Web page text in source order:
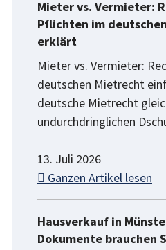
Mieter vs. Vermieter:
Pflichten im
erklärt
Mieter vs. Vermieter:
deutschen Mietrecht
deutsche Mietrecht
undurchdringlichen
13. Juli 2026
Ganzen Artikel lesen
Hausverkauf in
Dokumente brauchen